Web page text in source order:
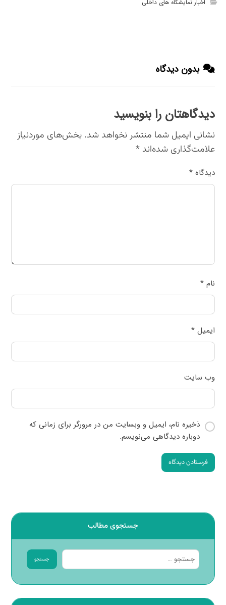
اخبار نمایشگاه های داخلی
بدون دیدگاه
دیدگاهتان را بنویسید
نشانی ایمیل شما منتشر نخواهد شد. بخش‌های موردنیاز
علامت‌گذاری شده‌اند*
دیدگاه*
نام*
ایمیل*
وب‌ سایت
ذخیره نام، ایمیل و وبسایت من در مرورگر برای زمانی که
دوباره دیدگاهی می‌نویسم.
فرستادن دیدگاه
جستجوی مطالب
جستجو